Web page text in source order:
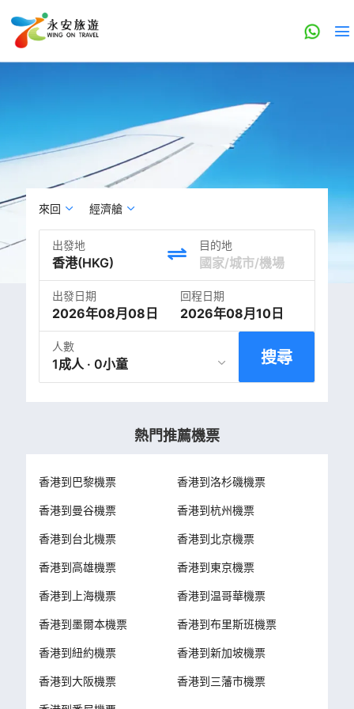
來回 經濟艙
出發地 目的地
出發日期
2026年08月08日
回程日期
2026年08月10日
人數
1成人 · 0小童 搜尋
熱門推薦機票
香港到巴黎機票 香港到洛杉磯機票
香港到曼谷機票 香港到杭州機票
香港到台北機票 香港到北京機票
香港到高雄機票 香港到東京機票
香港到上海機票 香港到温哥華機票
香港到墨爾本機票 香港到布里斯班機票
香港到紐約機票 香港到新加坡機票
香港到大阪機票 香港到三藩市機票